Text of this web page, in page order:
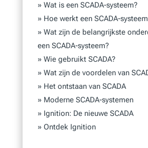
» Wat is een SCADA-systeem?
» Hoe werkt een SCADA-
» Wat zijn de belangrijkste
een SCADA-systeem?
» Wie gebruikt SCADA?
» Wat zijn de voordelen van
» Het ontstaan van SCADA
» Moderne SCADA-systemen
» Ignition: De nieuwe SCADA
» Ontdek Ignition